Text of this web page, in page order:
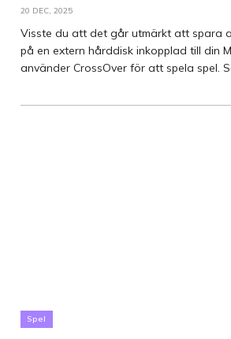
20 DEC, 2025
Visste du att det går utmärkt att spara
på en extern hårddisk inkopplad till din
använder CrossOver för att spela spel.
Spel